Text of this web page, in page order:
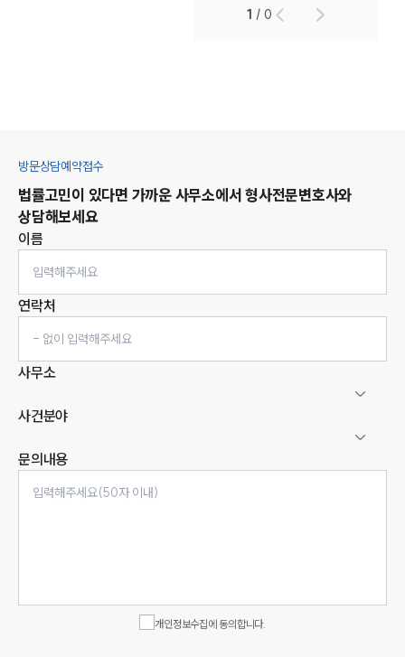
1 /0
방문상담예약접수
법률고민이 있다면 가까운 사무소에서 형사전문변호사와
상담해보세요
이름
연락처
사무소
사건분야
문의내용
개인정보수집에 동의합니다.